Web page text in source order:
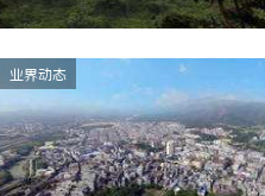
业界动态